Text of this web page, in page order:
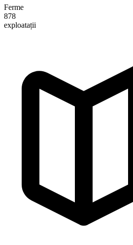
Ferme
878
exploatații